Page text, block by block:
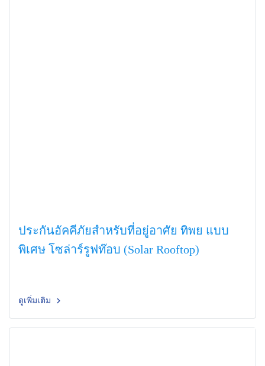
ประกันอัคคีภัยสำหรับที่อยู่อาศัย ทิพย แบบ
พิเศษ โซล่าร์รูฟท๊อบ (Solar Rooftop)
ดูเพิ่มเติม